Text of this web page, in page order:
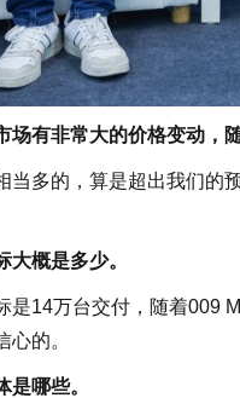
场有非常大的价格变动，
当多的，算是超出我们的
概是多少。
是14万台交付，随着009
的。
哪些。